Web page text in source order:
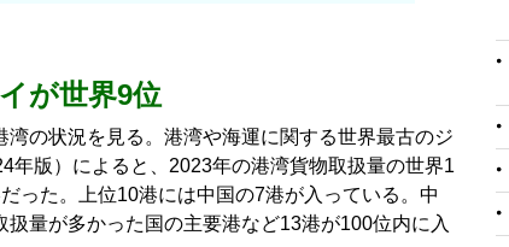
が世界9位
の状況を見る。港湾や海運に関する世界最古のジ
年版）によると、2023年の港湾貨物取扱量の世界1
った。上位10港には中国の7港が入っている。中
量が多かった国の主要港など13港が100位内に入